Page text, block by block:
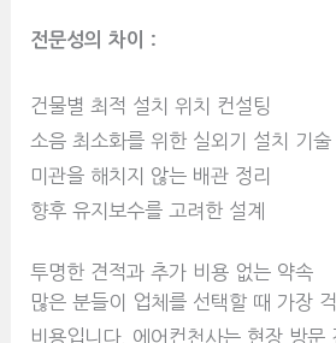
전문성의 차이 :
건물별 최적 설치 위치 컨설팅
소음 최소화를 위한 실외기 설치 기술
미관을 해치지 않는 배관 정리
향후 유지보수를 고려한 설계
투명한 견적과 추가 비용 없는 약속
많은 분들이 업체를 선택할 때 가장
비용입니다. 에어컨천사는 현장 방문